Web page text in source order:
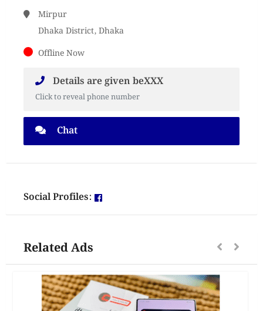
Mirpur
Dhaka District, Dhaka
Offline Now
Details are given beXXX
Click to reveal phone number
Chat
Social Profiles:
Related Ads